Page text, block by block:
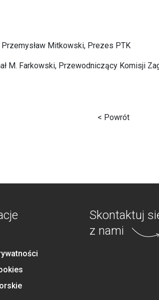
Przemysław Mitkowski, Prezes PTK
M. Farkowski, Przewodniczący Komisji
< Powrót
Skontaktuj
z nami